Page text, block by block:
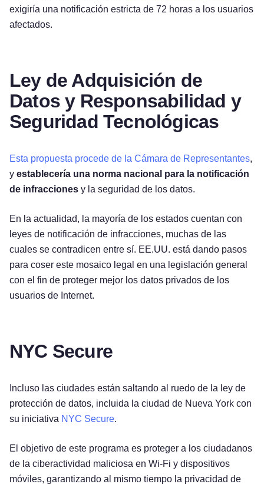
exigiría una notificación estricta de 72 horas a los usuarios
afectados.
Ley de Adquisición de
Datos y Responsabilidad y
Seguridad Tecnológicas
Esta propuesta procede de la Cámara de Representantes,
y establecería una norma nacional para la notificación
de infracciones y la seguridad de los datos.
En la actualidad, la mayoría de los estados cuentan con
leyes de notificación de infracciones, muchas de las
cuales se contradicen entre sí. EE.UU. está dando pasos
para coser este mosaico legal en una legislación general
con el fin de proteger mejor los datos privados de los
usuarios de Internet.
NYC Secure
Incluso las ciudades están saltando al ruedo de la ley de
protección de datos, incluida la ciudad de Nueva York con
su iniciativa NYC Secure.
El objetivo de este programa es proteger a los ciudadanos
de la ciberactividad maliciosa en Wi-Fi y dispositivos
móviles, garantizando al mismo tiempo la privacidad de